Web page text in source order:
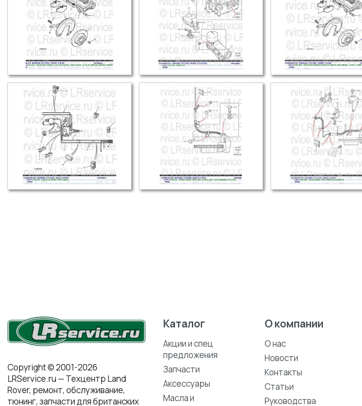
Copyright © 2001-2026
LRService.ru — Техцентр Land
Rover, ремонт, обслуживание,
тюнинг, запчасти для британских
Каталог
Акции и спец
предложения
Запчасти
Аксессуары
Масла и
О компании
О нас
Новости
Контакты
Статьи
Руководства